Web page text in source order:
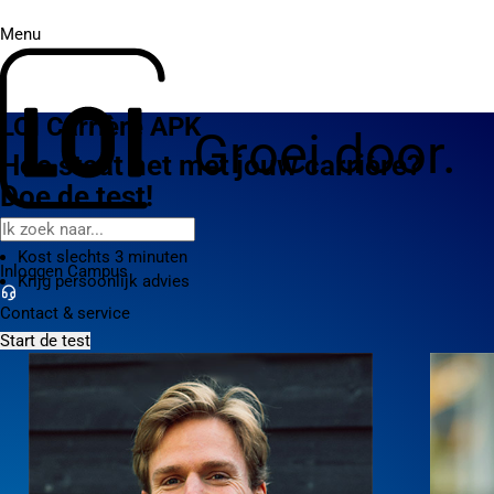
Menu
Groei door.
Inloggen Campus
Contact & service
LOI Carrière APK
Hoe staat het met jouw carrière?
Doe de test!
Gratis en vrijblijvend
Kost slechts 3 minuten
Krijg persoonlijk advies
Start de test